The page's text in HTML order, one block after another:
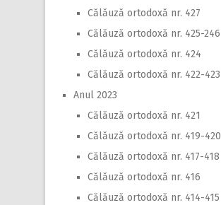
Călăuză ortodoxă nr. 427
Călăuză ortodoxă nr. 425-246
Călăuză ortodoxă nr. 424
Călăuză ortodoxă nr. 422-423
Anul 2023
Călăuză ortodoxă nr. 421
Călăuză ortodoxă nr. 419-420
Călăuză ortodoxă nr. 417-418
Călăuză ortodoxă nr. 416
Călăuză ortodoxă nr. 414-415